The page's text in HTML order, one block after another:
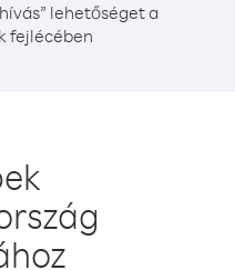
lehetőséget a
fejlécében